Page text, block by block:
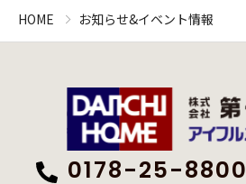
HOME お知らせ&イベント情報
0178-25-8800